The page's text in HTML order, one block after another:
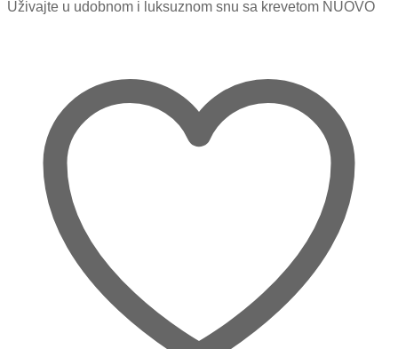
Uživajte u udobnom i luksuznom snu sa krevetom NUOVO